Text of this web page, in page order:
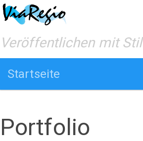
Veröffentlichen mit Stil
Startseite
Portfolio